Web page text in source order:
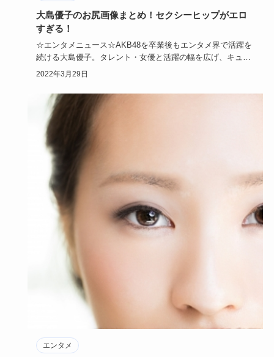
大島優子のお尻画像まとめ！セクシーヒップがエロ
すぎる！
☆エンタメニュース☆AKB48を卒業後もエンタメ界で活躍を
続ける大島優子。タレント・女優と活躍の幅を広げ、キュー
トな笑顔と…
2022年3月29日
エンタメ